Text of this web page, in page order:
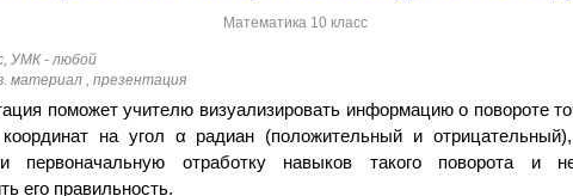
Математика 10 класс
УМК - любой
материал , презентация
поможет учителю визуализировать информацию о повороте
на угол α радиан (положительный и
первоначальную отработку навыков такого поворота и
его правильность.